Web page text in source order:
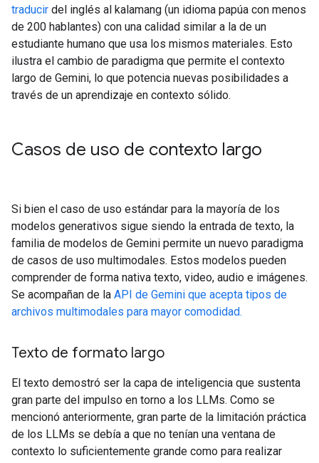
traducir del inglés al kalamang (un idioma papúa con menos
de 200 hablantes) con una calidad similar a la de un
estudiante humano que usa los mismos materiales. Esto
ilustra el cambio de paradigma que permite el contexto
largo de Gemini, lo que potencia nuevas posibilidades a
través de un aprendizaje en contexto sólido.
Casos de uso de contexto largo
Si bien el caso de uso estándar para la mayoría de los
modelos generativos sigue siendo la entrada de texto, la
familia de modelos de Gemini permite un nuevo paradigma
de casos de uso multimodales. Estos modelos pueden
comprender de forma nativa texto, video, audio e imágenes.
Se acompañan de la API de Gemini que acepta tipos de
archivos multimodales para mayor comodidad.
Texto de formato largo
El texto demostró ser la capa de inteligencia que sustenta
gran parte del impulso en torno a los LLMs. Como se
mencionó anteriormente, gran parte de la limitación práctica
de los LLMs se debía a que no tenían una ventana de
contexto lo suficientemente grande como para realizar